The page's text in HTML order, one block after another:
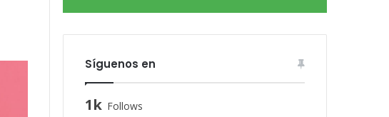
Síguenos en
1k Follows